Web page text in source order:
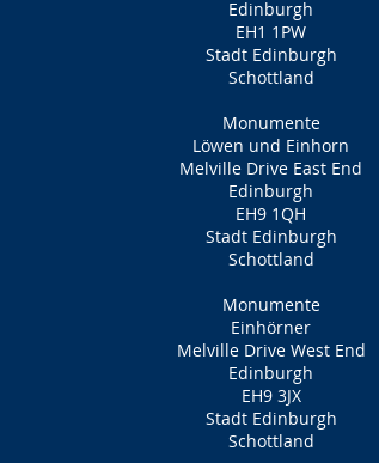
Edinburgh
EH1 1PW
Stadt Edinburgh
Schottland
Monumente
Löwen und Einhorn
Melville Drive East End
Edinburgh
EH9 1QH
Stadt Edinburgh
Schottland
Monumente
Einhörner
Melville Drive West End
Edinburgh
EH9 3JX
Stadt Edinburgh
Schottland